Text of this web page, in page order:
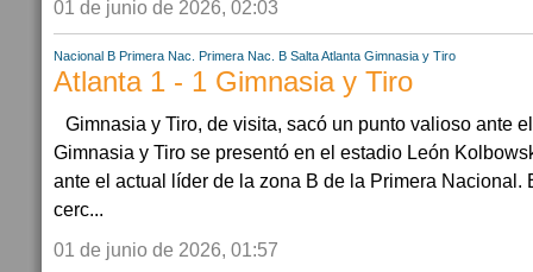
01 de junio de 2026, 02:03
Nacional B Primera Nac. Primera Nac. B SaltaAtlanta Gimnasia y Tiro
Atlanta 1 - 1 Gimnasia y Tiro
Gimnasia y Tiro, de visita, sacó un punto valioso ante
Gimnasia y Tiro se presentó en el estadio León
ante el actual líder de la zona B de la Primera Nacional.
cerc...
01 de junio de 2026, 01:57